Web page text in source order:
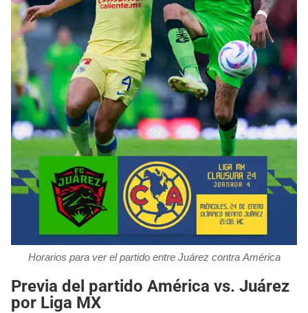
Horarios para ver el partido entre Juárez contra América
Previa del partido América vs. Juárez
por Liga MX